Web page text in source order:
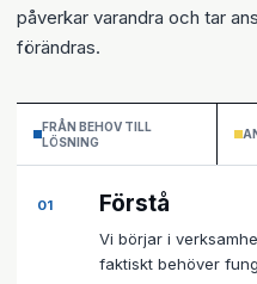
påverkar varandra och tar
förändras.
FRÅN BEHOV TILL
LÖSNING
01 Förstå
Vi börjar i
faktiskt behöver